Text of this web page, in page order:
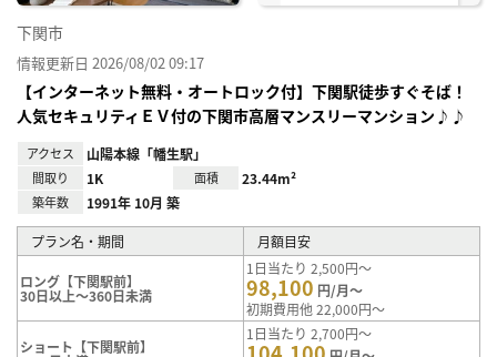
下関市
情報更新日 2026/08/02 09:17
【インターネット無料・オートロック付】下関駅徒歩すぐそば！
人気セキュリティＥＶ付の下関市高層マンスリーマンション♪♪
アクセス 山陽本線「幡生駅」
間取り 1K 面積 23.44m²
築年数 1991年 10月 築
プラン名・期間 月額目安
ロング【下関駅前】
30日以上～360日未満
1日当たり 2,500円～
98,100 円/月～
初期費用他 22,000円～
ショート【下関駅前】
1日当たり 2,700円～